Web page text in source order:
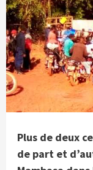
Plus de deux
de part et